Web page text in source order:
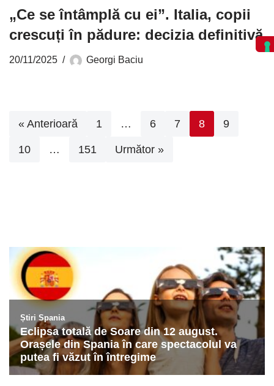
„Ce se întâmplă cu ei”. Italia, copii
crescuți în pădure: decizia definitivă
20/11/2025 Georgi Baciu
« Anterioară 1 … 6 7 8 9
10 … 151 Următor »